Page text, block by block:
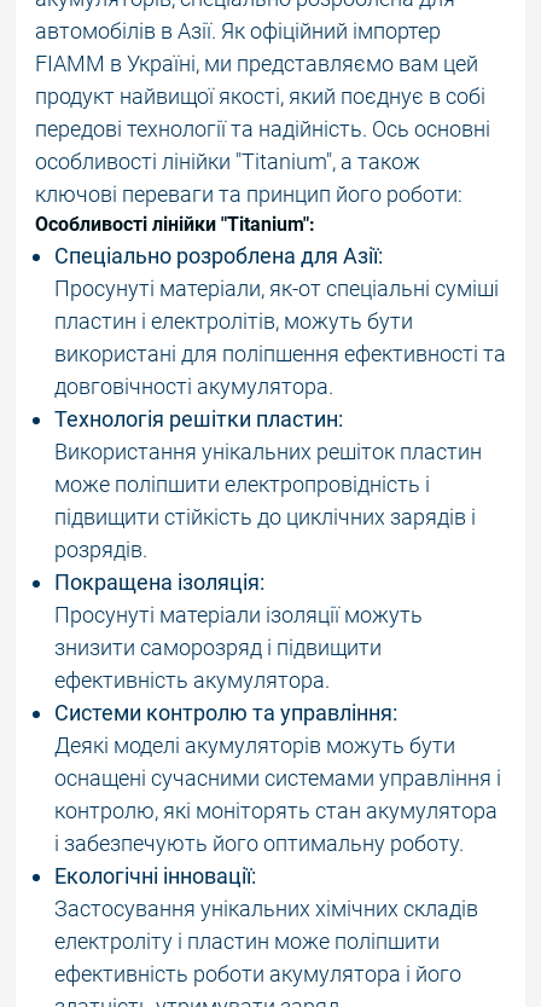
автомобілів в Азії. Як офіційний імпортер
FIAMM в Україні, ми представляємо вам цей
продукт найвищої якості, який поєднує в собі
передові технології та надійність. Ось основні
особливості лінійки "Titanium", а також
ключові переваги та принцип його роботи:
Особливості лінійки "Titanium":
Спеціально розроблена для Азії:
Просунуті матеріали, як-от спеціальні суміші
пластин і електролітів, можуть бути
використані для поліпшення ефективності та
довговічності акумулятора.
Технологія решітки пластин:
Використання унікальних решіток пластин
може поліпшити електропровідність і
підвищити стійкість до циклічних зарядів і
розрядів.
Покращена ізоляція:
Просунуті матеріали ізоляції можуть
знизити саморозряд і підвищити
ефективність акумулятора.
Системи контролю та управління:
Деякі моделі акумуляторів можуть бути
оснащені сучасними системами управління і
контролю, які моніторять стан акумулятора
і забезпечують його оптимальну роботу.
Екологічні інновації:
Застосування унікальних хімічних складів
електроліту і пластин може поліпшити
ефективність роботи акумулятора і його